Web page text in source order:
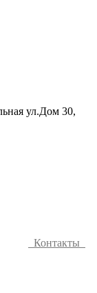
ул.Дом 30,
Контакты